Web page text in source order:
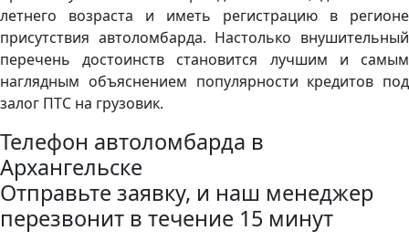
летнего возраста и иметь регистрацию в регионе
присутствия автоломбарда. Настолько внушительный
перечень достоинств становится лучшим и самым
наглядным объяснением популярности кредитов под
залог ПТС на грузовик.
Телефон автоломбарда в
Архангельске
Отправьте заявку, и наш менеджер
перезвонит в течение 15 минут